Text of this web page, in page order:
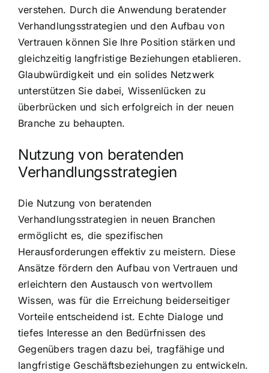
verstehen. Durch die Anwendung beratender
Verhandlungsstrategien und den Aufbau von
Vertrauen können Sie Ihre Position stärken und
gleichzeitig langfristige Beziehungen etablieren.
Glaubwürdigkeit und ein solides Netzwerk
unterstützen Sie dabei, Wissenlücken zu
überbrücken und sich erfolgreich in der neuen
Branche zu behaupten.
Nutzung von beratenden
Verhandlungsstrategien
Die Nutzung von beratenden
Verhandlungsstrategien in neuen Branchen
ermöglicht es, die spezifischen
Herausforderungen effektiv zu meistern. Diese
Ansätze fördern den Aufbau von Vertrauen und
erleichtern den Austausch von wertvollem
Wissen, was für die Erreichung beiderseitiger
Vorteile entscheidend ist. Echte Dialoge und
tiefes Interesse an den Bedürfnissen des
Gegenübers tragen dazu bei, tragfähige und
langfristige Geschäftsbeziehungen zu entwickeln.